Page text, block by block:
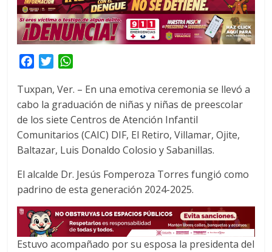
c
e
b
o
o
T
i
t
t
e
r
a
t
s
A
p
Tuxpan, Ver. – En una emotiva ceremonia se llevó a
cabo la graduación de niñas y niñas de preescolar
de los siete Centros de Atención Infantil
Comunitarios (CAIC) DIF, El Retiro, Villamar, Ojite,
Baltazar, Luis Donaldo Colosio y Sabanillas.
El alcalde Dr. Jesús Fomperoza Torres fungió como
padrino de esta generación 2024-2025.
Estuvo acompañado por su esposa la presidenta del